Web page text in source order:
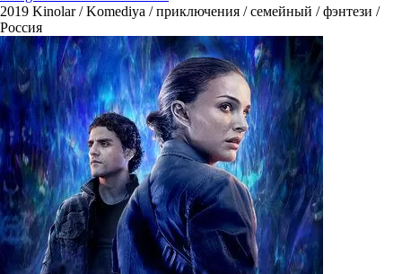
2019 Kinolar / Komediya / приключения / семейный / фэнтези /
Россия